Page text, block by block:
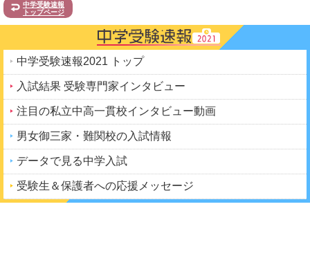
中学受験速報
トップページ
中学受験速報2021 トップ
入試結果 受験専門家インタビュー
注目の私立中高一貫校インタビュー動画
男女御三家・難関校の入試情報
データで見る中学入試
受験生＆保護者への応援メッセージ